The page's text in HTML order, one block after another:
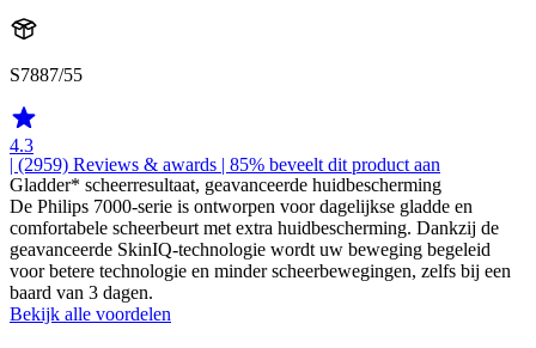
S7887/55
4.3
| (2959) Reviews & awards | 85% beveelt dit product aan
Gladder* scheerresultaat, geavanceerde huidbescherming
De Philips 7000-serie is ontworpen voor dagelijkse gladde en
comfortabele scheerbeurt met extra huidbescherming. Dankzij de
geavanceerde SkinIQ-technologie wordt uw beweging begeleid
voor betere technologie en minder scheerbewegingen, zelfs bij een
baard van 3 dagen.
Bekijk alle voordelen